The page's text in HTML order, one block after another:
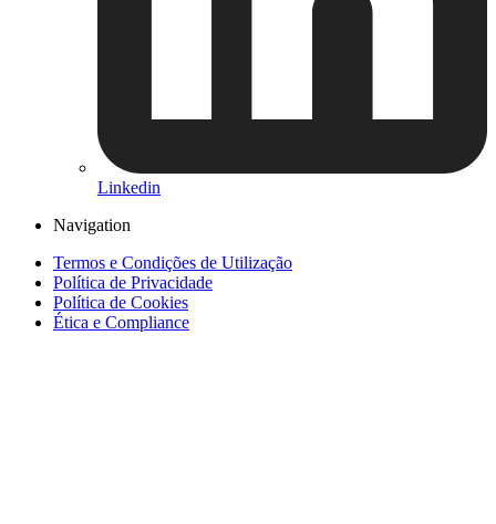
Linkedin
Navigation
Termos e Condições de Utilização
Política de Privacidade
Política de Cookies
Ética e Compliance